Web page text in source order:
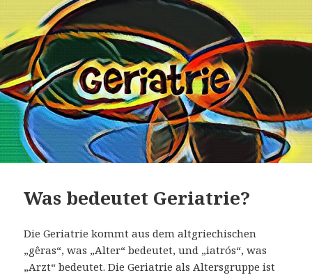
Was bedeutet Geriatrie?
Die Geriatrie kommt aus dem altgriechischen
„gêras“, was „Alter“ bedeutet, und „iatrós“, was
„Arzt“ bedeutet. Die Geriatrie als Altersgruppe ist